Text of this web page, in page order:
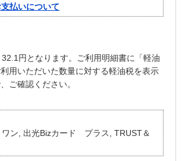
支払いについて
円となります。ご利用明細書に「軽油
用いただいた数量に対する軽油税を表示
ご確認ください。
ン, 出光Bizカード プラス, TRUST＆